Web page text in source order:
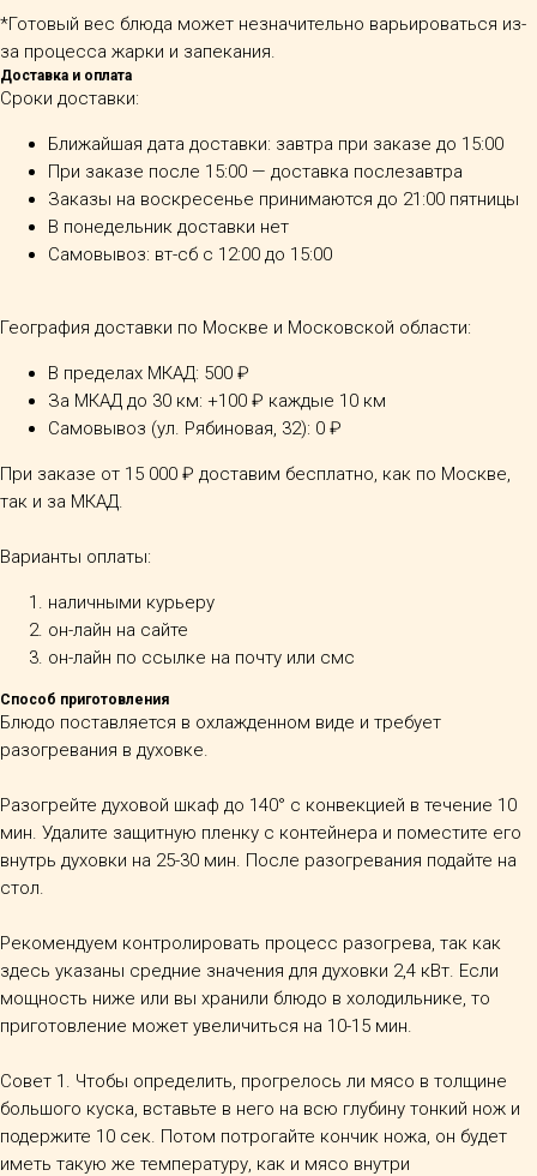
*Готовый вес блюда может незначительно варьироваться из-
за процесса жарки и запекания.
Доставка и оплата
Сроки доставки:
Ближайшая дата доставки: завтра при заказе до 15:00
При заказе после 15:00 — доставка послезавтра
Заказы на воскресенье принимаются до 21:00 пятницы
В понедельник доставки нет
Самовывоз: вт-сб с 12:00 до 15:00
География доставки по Москве и Московской области:
В пределах МКАД: 500 ₽
За МКАД до 30 км: +100 ₽ каждые 10 км
Самовывоз (ул. Рябиновая, 32): 0 ₽
При заказе от 15 000 ₽ доставим бесплатно, как по Москве,
так и за МКАД.
Варианты оплаты:
наличными курьеру
он-лайн на сайте
он-лайн по ссылке на почту или смс
Способ приготовления
Блюдо поставляется в охлажденном виде и требует
разогревания в духовке.
Разогрейте духовой шкаф до 140° с конвекцией в течение 10
мин. Удалите защитную пленку с контейнера и поместите его
внутрь духовки на 25-30 мин. После разогревания подайте на
стол.
Рекомендуем контролировать процесс разогрева, так как
здесь указаны средние значения для духовки 2,4 кВт. Если
мощность ниже или вы хранили блюдо в холодильнике, то
приготовление может увеличиться на 10-15 мин.
Совет 1. Чтобы определить, прогрелось ли мясо в толщине
большого куска, вставьте в него на всю глубину тонкий нож и
подержите 10 сек. Потом потрогайте кончик ножа, он будет
иметь такую же температуру, как и мясо внутри